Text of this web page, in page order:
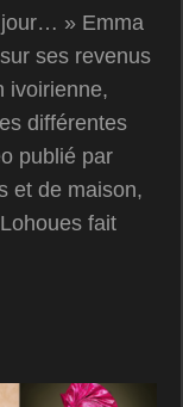
jour… » Emma
ses revenus
ivoirienne,
différentes
publié par
et de maison,
fait